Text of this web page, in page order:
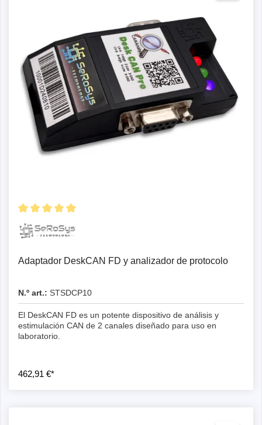
Adaptador DeskCAN FD y analizador de protocolo
N.º art.: STSDCP10
El DeskCAN FD es un potente dispositivo de análisis y
estimulación CAN de 2 canales diseñado para uso en
laboratorio.
462,91 €*